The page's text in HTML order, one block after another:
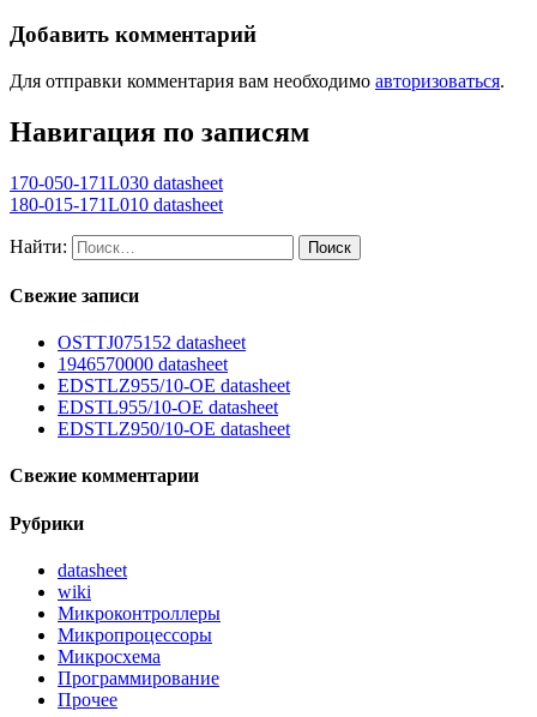
Добавить комментарий
Для отправки комментария вам необходимо авторизоваться.
Навигация по записям
170-050-171L030 datasheet
180-015-171L010 datasheet
Найти:
Свежие записи
OSTTJ075152 datasheet
1946570000 datasheet
EDSTLZ955/10-OE datasheet
EDSTL955/10-OE datasheet
EDSTLZ950/10-OE datasheet
Свежие комментарии
Рубрики
datasheet
wiki
Микроконтроллеры
Микропроцессоры
Микросхема
Программирование
Прочее